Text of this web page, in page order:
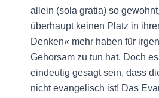
allein (sola gratia) so
überhaupt keinen Platz in
Denken« mehr haben für
Gehorsam zu tun hat. Doch
eindeutig gesagt sein, dass
nicht evangelisch ist! Das